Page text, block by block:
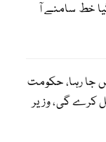
خط سامنے آ
جا رہا، حکومت
کرے گی، وزیر